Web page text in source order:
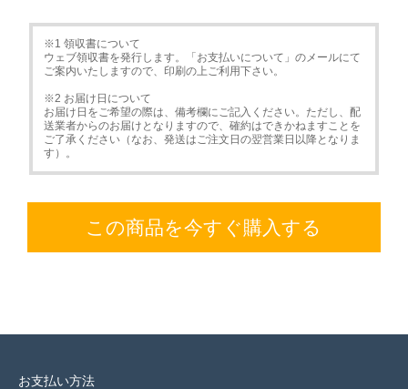
※1 領収書について
ウェブ領収書を発行します。「お支払いについて」のメールにて
ご案内いたしますので、印刷の上ご利用下さい。
※2 お届け日について
お届け日をご希望の際は、備考欄にご記入ください。ただし、配
送業者からのお届けとなりますので、確約はできかねますことを
ご了承ください（なお、発送はご注文日の翌営業日以降となりま
す）。
この商品を今すぐ購入する
お支払い方法